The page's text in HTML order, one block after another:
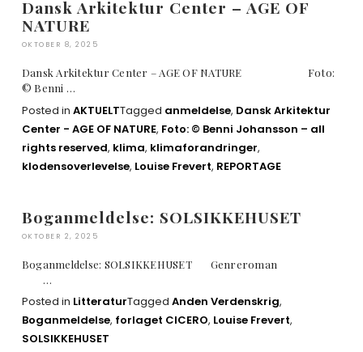
Dansk Arkitektur Center – AGE OF
NATURE
OKTOBER 8, 2025
Dansk Arkitektur Center – AGE OF NATURE Foto:
© Benni …
Posted in AKTUELTTagged anmeldelse, Dansk Arkitektur
Center - AGE OF NATURE, Foto: © Benni Johansson – all
rights reserved, klima, klimaforandringer,
klodensoverlevelse, Louise Frevert, REPORTAGE
Boganmeldelse: SOLSIKKEHUSET
OKTOBER 2, 2025
Boganmeldelse: SOLSIKKEHUSET Genreroman
…
Posted in LitteraturTagged Anden Verdenskrig,
Boganmeldelse, forlaget CICERO, Louise Frevert,
SOLSIKKEHUSET